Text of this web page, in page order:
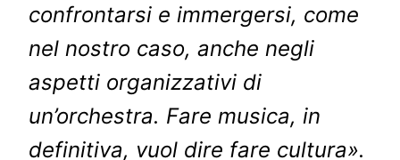
confrontarsi e immergersi, come
nel nostro caso, anche negli
aspetti organizzativi di
un’orchestra. Fare musica, in
definitiva, vuol dire fare cultura».